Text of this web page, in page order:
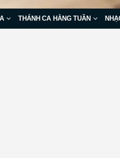
THÁNH CA HẰNG TUẦN